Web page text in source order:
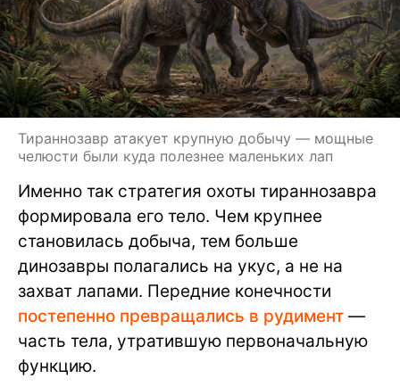
Тираннозавр атакует крупную добычу — мощные
челюсти были куда полезнее маленьких лап
Именно так стратегия охоты тираннозавра
формировала его тело. Чем крупнее
становилась добыча, тем больше
динозавры полагались на укус, а не на
захват лапами. Передние конечности
постепенно превращались в рудимент —
часть тела, утратившую первоначальную
функцию.